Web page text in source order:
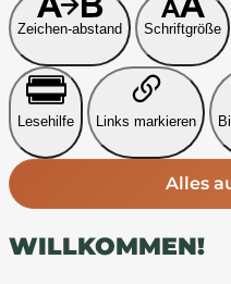
Zeichen-abstand Schriftgröße
Lesehilfe Links markieren
Alles
WILLKOMMEN!